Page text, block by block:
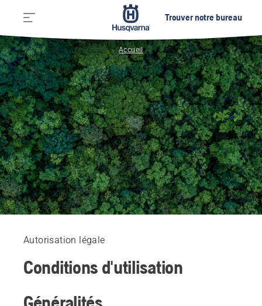
Trouver notre bureau
Accueil
Autorisation légale
Conditions d'utilisation